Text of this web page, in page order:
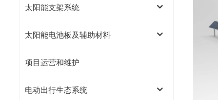
太阳能支架系统
太阳能电池板及辅助材料
项目运营和维护
电动出行生态系统